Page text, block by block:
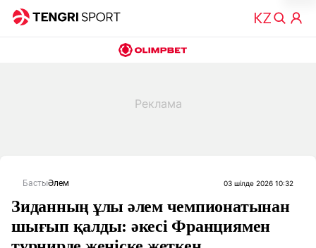
БастыӘлем 03 шілде 2026 10:32
Зиданның ұлы әлем чемпионатынан
шығып қалды: әкесі Франциямен